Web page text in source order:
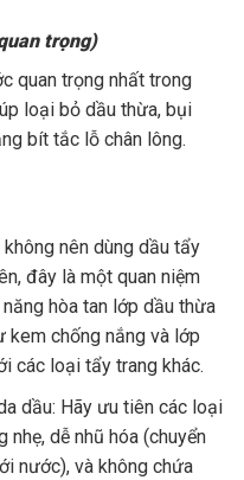
trọng)
quan trọng nhất trong
loại bỏ dầu thừa, bụi
bít tắc lỗ chân lông.
nên dùng dầu tẩy
đây là một quan niệm
hòa tan lớp dầu thừa
kem chống nắng và lớp
các loại tẩy trang khác.
dầu: Hãy ưu tiên các loại
dễ nhũ hóa (chuyển
nước), và không chứa